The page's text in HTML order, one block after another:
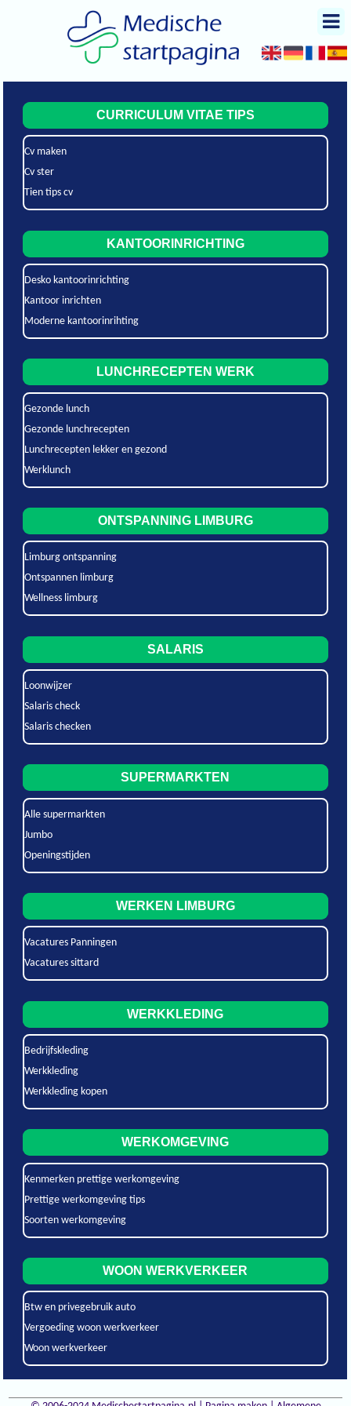
CURRICULUM VITAE TIPS
Cv maken
Cv ster
Tien tips cv
KANTOORINRICHTING
Desko kantoorinrichting
Kantoor inrichten
Moderne kantoorinrihting
LUNCHRECEPTEN WERK
Gezonde lunch
Gezonde lunchrecepten
Lunchrecepten lekker en gezond
Werklunch
ONTSPANNING LIMBURG
Limburg ontspanning
Ontspannen limburg
Wellness limburg
SALARIS
Loonwijzer
Salaris check
Salaris checken
SUPERMARKTEN
Alle supermarkten
Jumbo
Openingstijden
WERKEN LIMBURG
Vacatures Panningen
Vacatures sittard
WERKKLEDING
Bedrijfskleding
Werkkleding
Werkkleding kopen
WERKOMGEVING
Kenmerken prettige werkomgeving
Prettige werkomgeving tips
Soorten werkomgeving
WOON WERKVERKEER
Btw en privegebruik auto
Vergoeding woon werkverkeer
Woon werkverkeer